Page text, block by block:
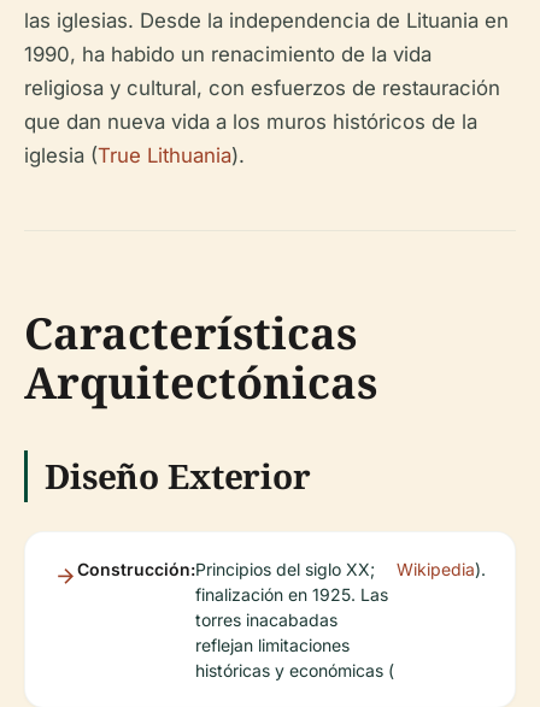
las iglesias. Desde la independencia de Lituania en
1990, ha habido un renacimiento de la vida
religiosa y cultural, con esfuerzos de restauración
que dan nueva vida a los muros históricos de la
iglesia (True Lithuania).
Características
Arquitectónicas
Diseño Exterior
Construcción:Principios del siglo XX;
finalización en 1925. Las
torres inacabadas
reflejan limitaciones
históricas y económicas (
Wikipedia).